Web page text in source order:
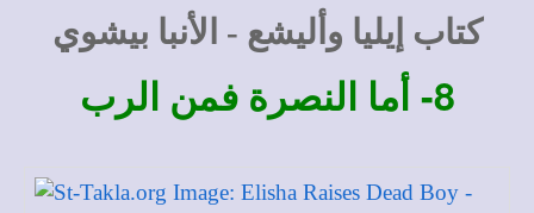
كتاب إيليا وأليشع - الأنبا بيشوي
8- أما النصرة فمن الرب